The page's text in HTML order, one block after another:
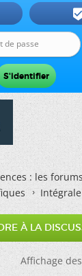
: les
À LA
Affichage